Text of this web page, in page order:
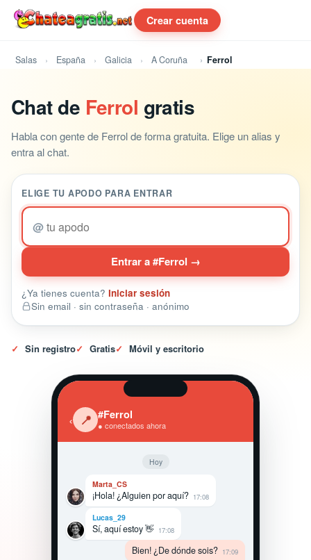
Crear cuenta
Salas España Galicia A Coruña Ferrol
Chat de Ferrol gratis
Habla con gente de Ferrol de forma gratuita. Elige un alias y
entra al chat.
ELIGE TU APODO PARA ENTRAR
@
Entrar a #Ferrol →
¿Ya tienes cuenta? Iniciar sesión
Sin email · sin contraseña · anónimo
✓ Sin registro✓ Gratis✓ Móvil y escritorio
‹ 📍 #Ferrol
● conectados ahora
Hoy
Marta_CS
¡Hola! ¿Alguien por aquí? 17:08
Lucas_29
Sí, aquí estoy 👋 17:08
Bien! ¿De dónde sois? 17:09